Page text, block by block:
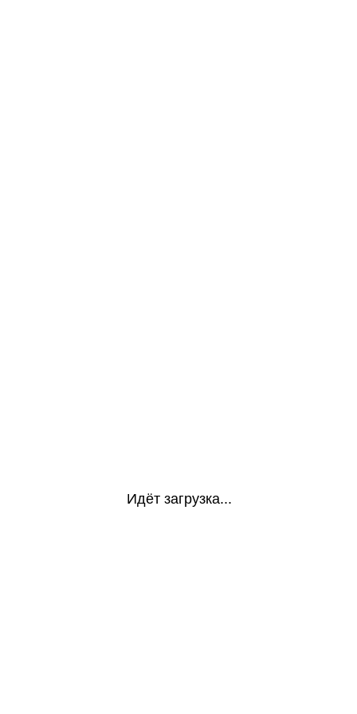
Идёт загрузка...